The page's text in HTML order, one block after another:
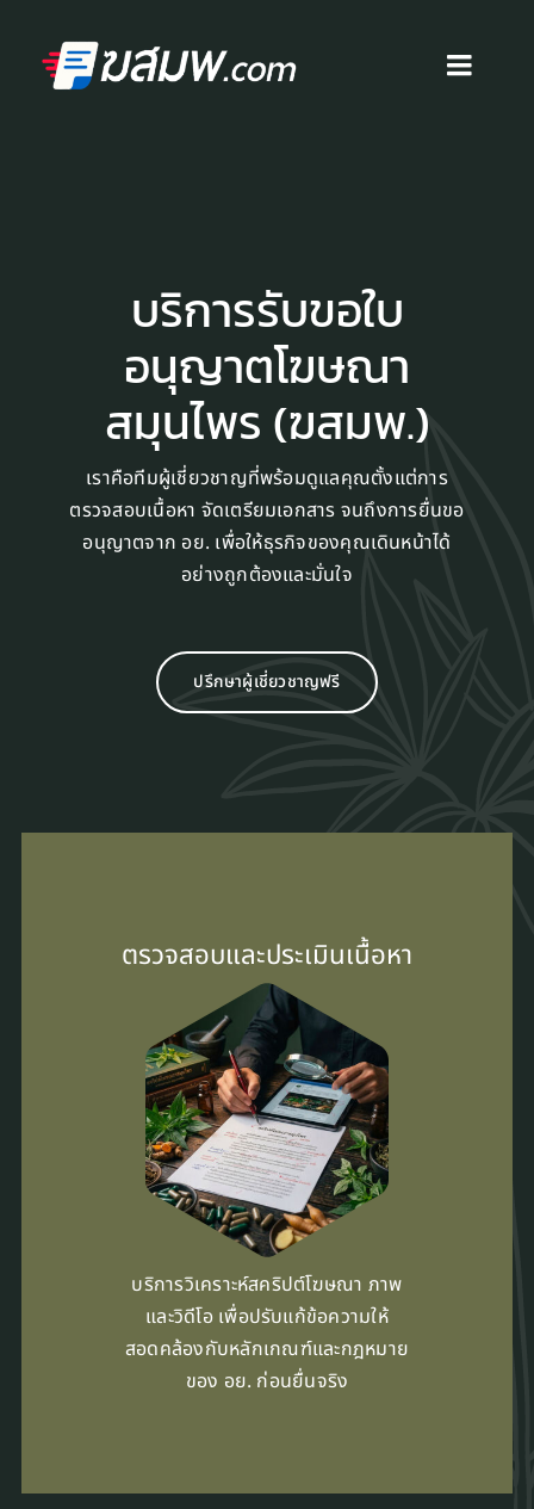
content
ติดต่อเรา
บริการรับขอใบ
อนุญาตโฆษณา
สมุนไพร (ฆสมพ.)
เราคือทีมผู้เชี่ยวชาญที่พร้อมดูแลคุณตั้งแต่การ
ตรวจสอบเนื้อหา จัดเตรียมเอกสาร จนถึงการยื่นขอ
อนุญาตจาก อย. เพื่อให้ธุรกิจของคุณเดินหน้าได้
อย่างถูกต้องและมั่นใจ
ปรึกษาผู้เชี่ยวชาญฟรี
ตรวจสอบและประเมินเนื้อหา
บริการวิเคราะห์สคริปต์โฆษณา ภาพ
และวิดีโอ เพื่อปรับแก้ข้อความให้
สอดคล้องกับหลักเกณฑ์และกฎหมาย
ของ อย. ก่อนยื่นจริง